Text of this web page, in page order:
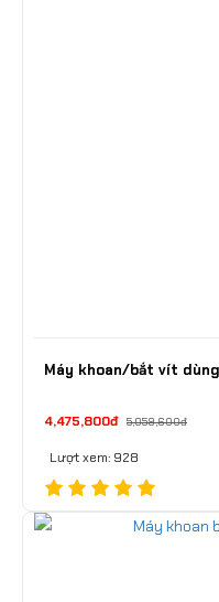
Máy khoan/bắt vít dùng
4,475,800đ 5,059,600đ
Lượt xem: 928